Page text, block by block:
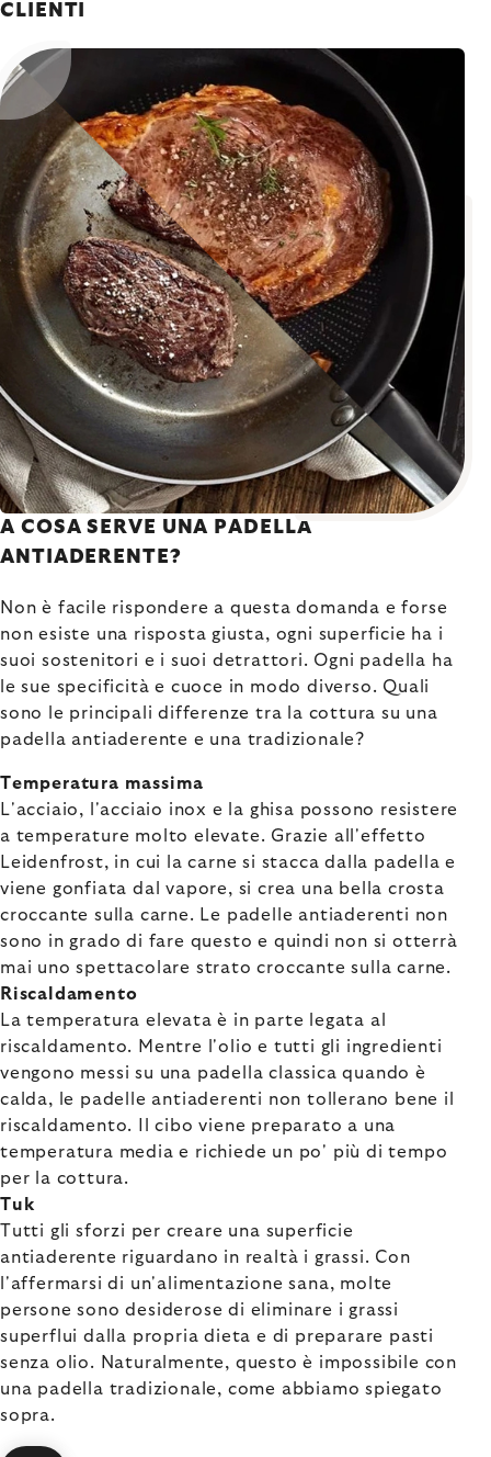
CLIENTI
A COSA SERVE UNA PADELLA
ANTIADERENTE?
Non è facile rispondere a questa domanda e forse
non esiste una risposta giusta, ogni superficie ha i
suoi sostenitori e i suoi detrattori. Ogni padella ha
le sue specificità e cuoce in modo diverso. Quali
sono le principali differenze tra la cottura su una
padella antiaderente e una tradizionale?
Temperatura massima
L'acciaio, l'acciaio inox e la ghisa possono resistere
a temperature molto elevate. Grazie all'effetto
Leidenfrost, in cui la carne si stacca dalla padella e
viene gonfiata dal vapore, si crea una bella crosta
croccante sulla carne. Le padelle antiaderenti non
sono in grado di fare questo e quindi non si otterrà
mai uno spettacolare strato croccante sulla carne.
Riscaldamento
La temperatura elevata è in parte legata al
riscaldamento. Mentre l'olio e tutti gli ingredienti
vengono messi su una padella classica quando è
calda, le padelle antiaderenti non tollerano bene il
riscaldamento. Il cibo viene preparato a una
temperatura media e richiede un po' più di tempo
per la cottura.
Tuk
Tutti gli sforzi per creare una superficie
antiaderente riguardano in realtà i grassi. Con
l'affermarsi di un'alimentazione sana, molte
persone sono desiderose di eliminare i grassi
superflui dalla propria dieta e di preparare pasti
senza olio. Naturalmente, questo è impossibile con
una padella tradizionale, come abbiamo spiegato
sopra.